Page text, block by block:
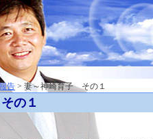
告 > 妻～神崎育子 その１
の１